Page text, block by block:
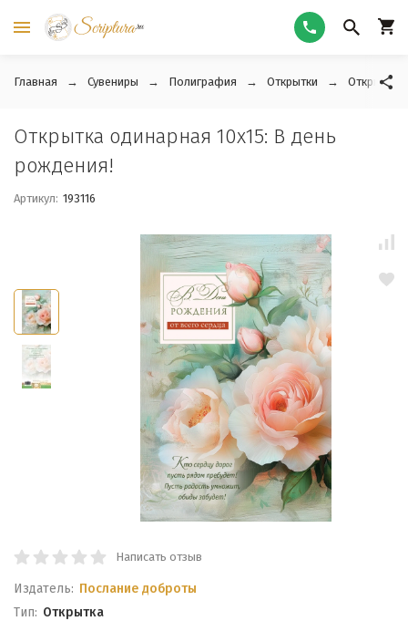
Главная Сувениры Полиграфия Открытки Открытки
Открытка одинарная 10x15: В день
рождения!
Артикул: 193116
Написать отзыв
Издатель: Послание доброты
Тип: Открытка